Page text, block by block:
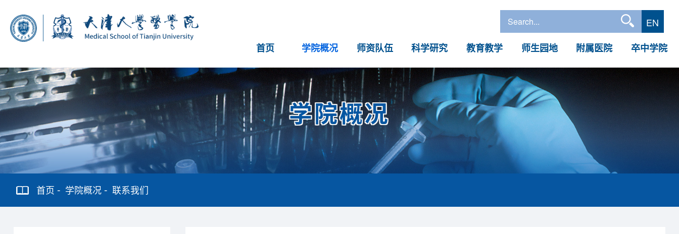
EN
首页
学院概况 师资队伍 科学研究 教育教学 师生园地 附属医院 卒中学院
学院概况
首页 学院概况 联系我们